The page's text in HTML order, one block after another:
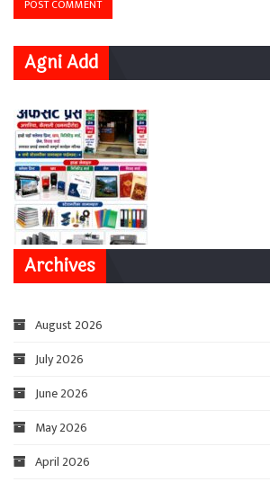
Agni Add
Archives
August 2026
July 2026
June 2026
May 2026
April 2026